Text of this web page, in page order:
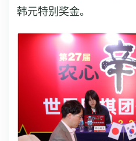
韩元特别奖金。